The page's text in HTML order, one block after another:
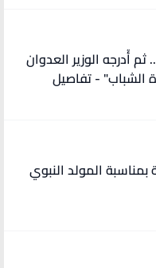
"انتصر قضائيًا بإلغاء قرار نقله .. ثم أُدرجه الوزير العدوان
الشباب" - تفاصيل
بمناسبة المولد النبوي